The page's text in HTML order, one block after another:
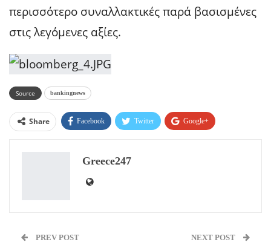
περισσότερο συναλλακτικές παρά βασισμένες
στις λεγόμενες αξίες.
Source bankingnews
Share Facebook Twitter Google+
Greece247
PREV POST NEXT POST